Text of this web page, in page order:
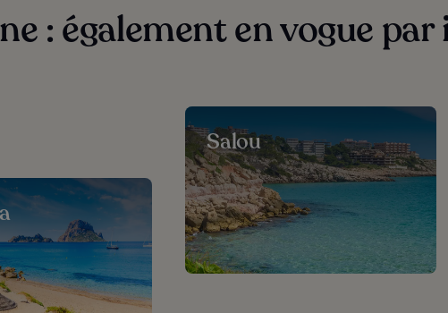
: également en vogue par
Salou